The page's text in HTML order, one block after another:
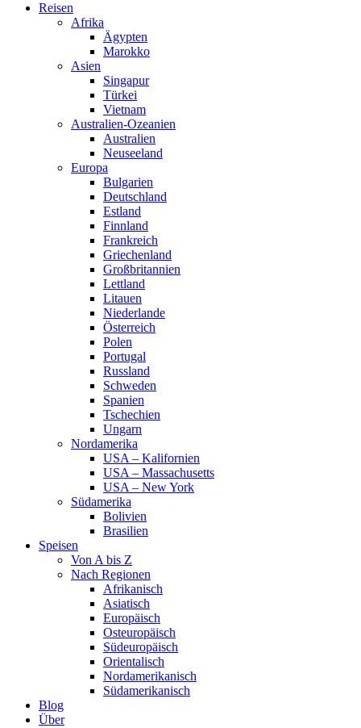
Reisen
Afrika
Ägypten
Marokko
Asien
Singapur
Türkei
Vietnam
Australien-Ozeanien
Australien
Neuseeland
Europa
Bulgarien
Deutschland
Estland
Finnland
Frankreich
Griechenland
Großbritannien
Lettland
Litauen
Niederlande
Österreich
Polen
Portugal
Russland
Schweden
Spanien
Tschechien
Ungarn
Nordamerika
USA – Kalifornien
USA – Massachusetts
USA – New York
Südamerika
Bolivien
Brasilien
Speisen
Von A bis Z
Nach Regionen
Afrikanisch
Asiatisch
Europäisch
Osteuropäisch
Südeuropäisch
Orientalisch
Nordamerikanisch
Südamerikanisch
Blog
Über